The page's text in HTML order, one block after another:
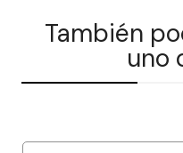
También
uno